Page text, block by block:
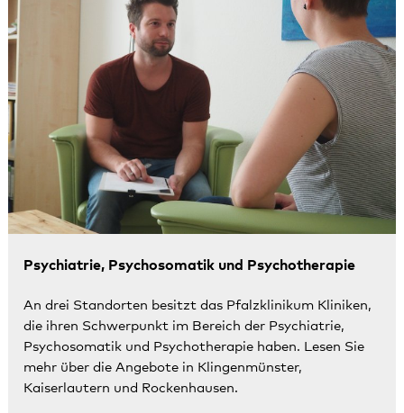
Psychiatrie, Psychosomatik und Psychotherapie
An drei Standorten besitzt das Pfalzklinikum Kliniken,
die ihren Schwerpunkt im Bereich der Psychiatrie,
Psychosomatik und Psychotherapie haben. Lesen Sie
mehr über die Angebote in Klingenmünster,
Kaiserlautern und Rockenhausen.